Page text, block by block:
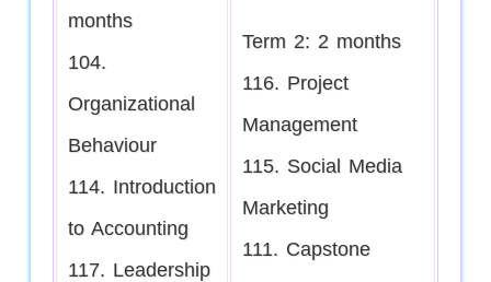
months
104.
Organizational
Behaviour
114. Introduction
to Accounting
117. Leadership
Term 2: 2 months
116. Project
Management
115. Social Media
Marketing
111. Capstone